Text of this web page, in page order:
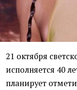
21 октября
исполняется 40
планирует